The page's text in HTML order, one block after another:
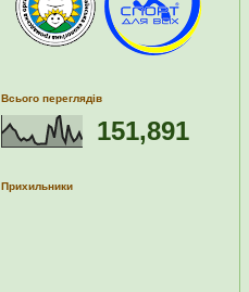
Всього переглядів
151,891
Прихильники